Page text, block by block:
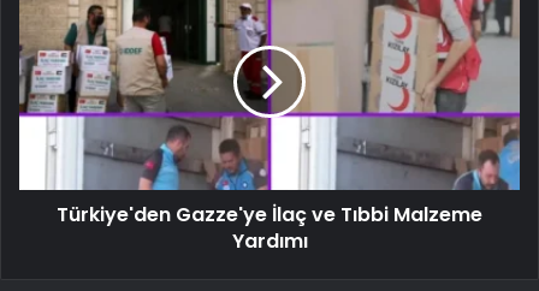
Türkiye'den Gazze'ye İlaç ve Tıbbi Malzeme
Yardımı